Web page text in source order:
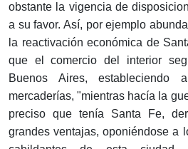
obstante la vigencia de
a su favor. Así, por ejemplo
la reactivación económica de
que el comercio del interior
Buenos Aires, estableciendo
mercaderías, "mientras hacía la
preciso que tenía Santa Fe,
grandes ventajas, oponiéndose a